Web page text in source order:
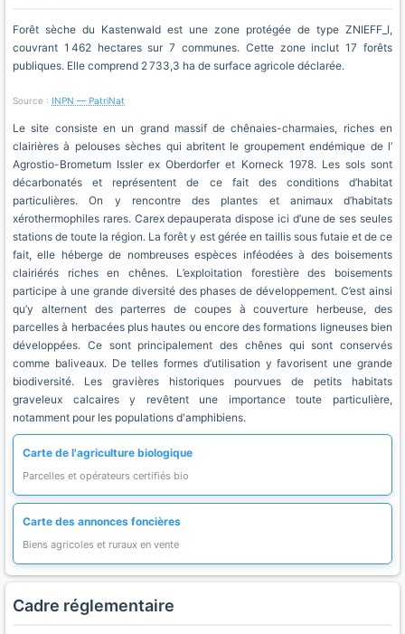
Forêt sèche du Kastenwald est une zone protégée de type ZNIEFF_I,
couvrant 1 462 hectares sur 7 communes. Cette zone inclut 17 forêts
publiques. Elle comprend 2 733,3 ha de surface agricole déclarée.
Source : INPN — PatriNat
Le site consiste en un grand massif de chênaies-charmaies, riches en
clairières à pelouses sèches qui abritent le groupement endémique de l’
Agrostio-Brometum Issler ex Oberdorfer et Korneck 1978. Les sols sont
décarbonatés et représentent de ce fait des conditions d’habitat
particulières. On y rencontre des plantes et animaux d’habitats
xérothermophiles rares. Carex depauperata dispose ici d’une de ses seules
stations de toute la région. La forêt y est gérée en taillis sous futaie et de ce
fait, elle héberge de nombreuses espèces inféodées à des boisements
clairiérés riches en chênes. L’exploitation forestière des boisements
participe à une grande diversité des phases de développement. C’est ainsi
qu’y alternent des parterres de coupes à couverture herbeuse, des
parcelles à herbacées plus hautes ou encore des formations ligneuses bien
développées. Ce sont principalement des chênes qui sont conservés
comme baliveaux. De telles formes d’utilisation y favorisent une grande
biodiversité. Les gravières historiques pourvues de petits habitats
graveleux calcaires y revêtent une importance toute particulière,
notamment pour les populations d'amphibiens.
Carte de l'agriculture biologique
Parcelles et opérateurs certifiés bio
Carte des annonces foncières
Biens agricoles et ruraux en vente
Cadre réglementaire